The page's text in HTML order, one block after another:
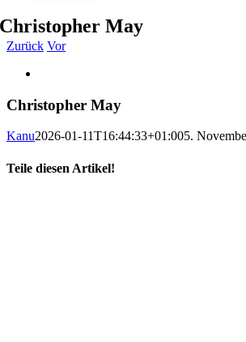
Christopher May
Zurück Vor
Bild
Christopher May
Kanu2026-01-11T16:44:33+01:005.
Teile diesen Artikel!